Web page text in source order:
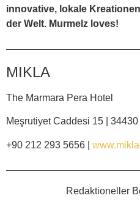
innovative, lokale
der Welt. Murmelz loves!
MIKLA
The Marmara Pera Hotel
Meşrutiyet Caddesi 15 |
+90 212 293 5656 |
Redaktioneller